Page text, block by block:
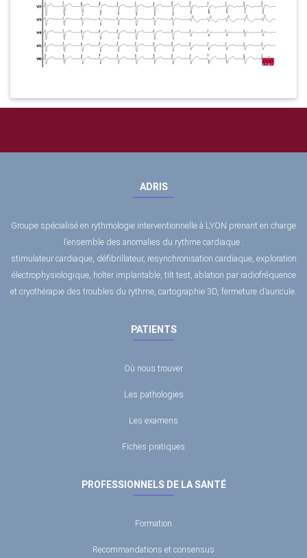
ADRIS
Groupe spécialisé en rythmologie interventionnelle à LYON prenant en charge
l’ensemble des anomalies du rythme cardiaque :
stimulateur cardiaque, défibrillateur, resynchronisation cardiaque, exploration
électrophysiologique, holter implantable, tilt test, ablation par radiofréquence
et cryothérapie des troubles du rythme, cartographie 3D, fermeture d’auricule.
PATIENTS
Où nous trouver
Les pathologies
Les examens
Fiches pratiques
PROFESSIONNELS DE LA SANTÉ
Formation
Recommandations et consensus